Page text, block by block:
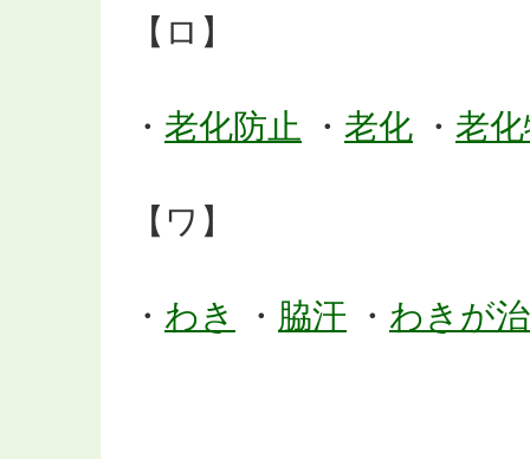
【ロ】
・ 老化防止 ・ 老化 ・ 老
【ワ】
・ わき ・ 脇汗 ・ わきが